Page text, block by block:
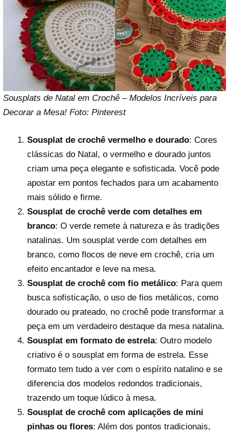
Sousplats de Natal em Crochê – Modelos Incríveis para
Decorar a Mesa! Foto: Pinterest
Sousplat de crochê vermelho e dourado: Cores
clássicas do Natal, o vermelho e dourado juntos
criam uma peça elegante e sofisticada. Você pode
apostar em pontos fechados para um acabamento
mais sólido e firme.
Sousplat de crochê verde com detalhes em
branco: O verde remete à natureza e às tradições
natalinas. Um sousplat verde com detalhes em
branco, como flocos de neve em crochê, cria um
efeito encantador e leve na mesa.
Sousplat de crochê com fio metálico: Para quem
busca sofisticação, o uso de fios metálicos, como
dourado ou prateado, no crochê pode transformar a
peça em um verdadeiro destaque da mesa natalina.
Sousplat em formato de estrela: Outro modelo
criativo é o sousplat em forma de estrela. Esse
formato tem tudo a ver com o espírito natalino e se
diferencia dos modelos redondos tradicionais,
trazendo um toque lúdico à mesa.
Sousplat de crochê com aplicações de mini
pinhas ou flores: Além dos pontos tradicionais,